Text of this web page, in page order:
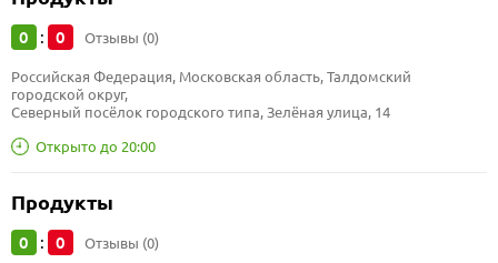
0 : 0 Отзывы (0)
Открыто до 20:00
Российская Федерация, Московская область, Талдомский
городской округ,
Северный посёлок городского типа, Зелёная улица, 14
Продукты
0 : 0 Отзывы (0)